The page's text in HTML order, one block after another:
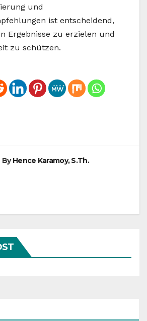
und
ist entscheidend,
Ergebnisse zu erzielen und
zu schützen.
ByHence Karamoy, S.Th.